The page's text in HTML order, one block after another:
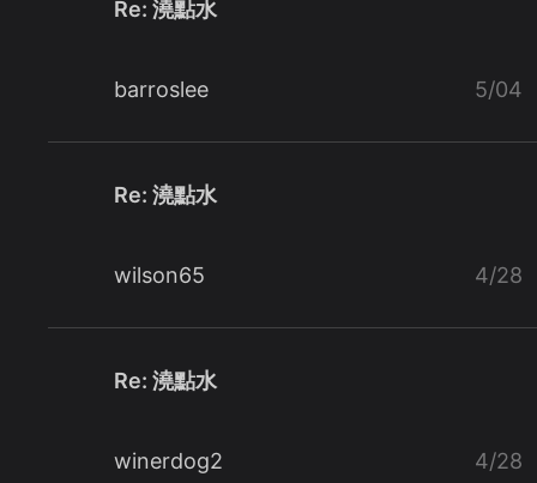
Re: 澆點水
barroslee 5/04
Re: 澆點水
wilson65 4/28
Re: 澆點水
winerdog2 4/28